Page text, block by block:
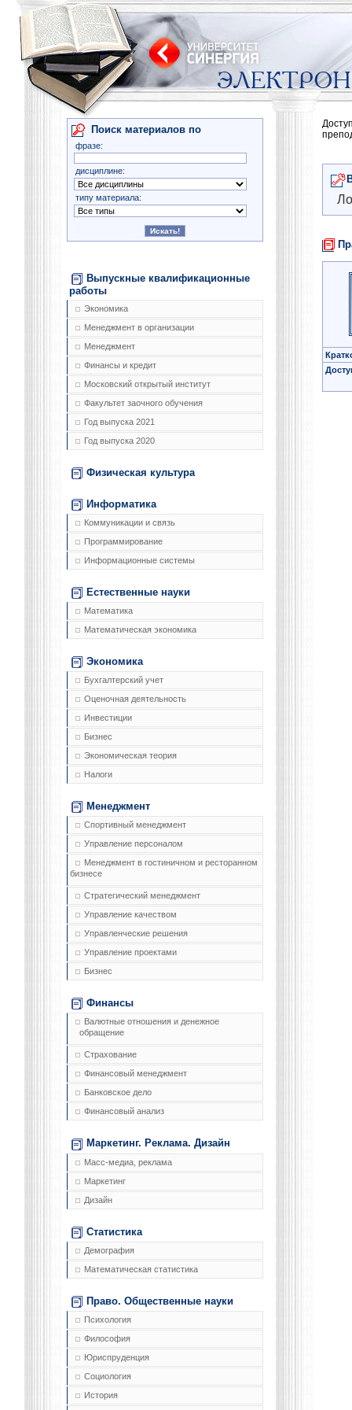
Поиск материалов по
фразе:
дисциплине:
типу материала:
Выпускные квалификационные
работы
Экономика
Менеджмент в организации
Менеджмент
Финансы и кредит
Московский открытый институт
Факультет заочного обучения
Год выпуска 2021
Год выпуска 2020
Физическая культура
Информатика
Коммуникации и связь
Программирование
Информационные системы
Естественные науки
Математика
Математическая экономика
Экономика
Бухгалтерский учет
Оценочная деятельность
Инвестиции
Бизнес
Экономическая теория
Налоги
Менеджмент
Спортивный менеджмент
Управление персоналом
Менеджмент в гостиничном и ресторанном
бизнесе
Стратегический менеджмент
Управление качеством
Управленческие решения
Управление проектами
Бизнес
Финансы
Валютные отношения и денежное
обращение
Страхование
Финансовый менеджмент
Банковское дело
Финансовый анализ
Маркетинг. Реклама. Дизайн
Масс-медиа, реклама
Маркетинг
Дизайн
Статистика
Демография
Математическая статистика
Право. Общественные науки
Психология
Философия
Юриспруденция
Социология
История